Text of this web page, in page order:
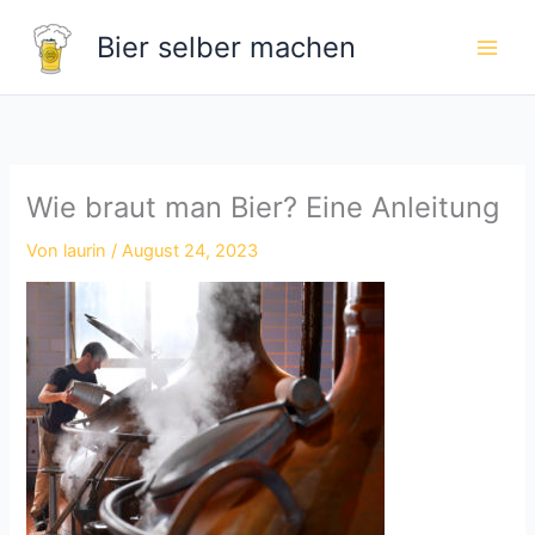
Inhalt
springen
Bier selber machen
Wie braut man Bier? Eine Anleitung
Von laurin /August 24, 2023